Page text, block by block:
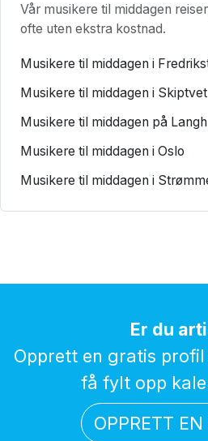
Vår musikere til middagen
ofte uten ekstra kostnad.
Musikere til middagen i
Musikere til middagen i Skiptvet
Musikere til middagen på
Musikere til middagen i Oslo
Musikere til middagen i
Er du
Opprett en gratis
få fylt opp
OPPRETT EN